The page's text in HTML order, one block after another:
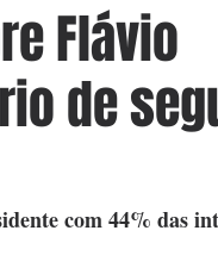
Flávio
de
com 44% das